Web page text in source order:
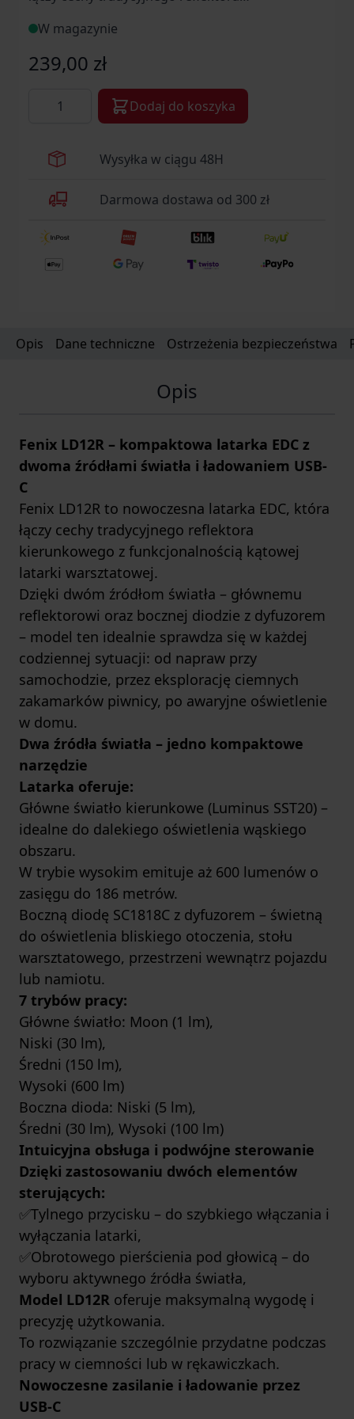
warsztatowej.
W magazynie
239,00 zł
Dodaj do koszyka
Wysyłka w ciągu 48H
Darmowa dostawa od 300 zł
Opis Dane techniczne Ostrzeżenia bezpieczeństwa
Opis
Fenix LD12R – kompaktowa latarka EDC z
dwoma źródłami światła i ładowaniem USB-
C
Fenix LD12R to nowoczesna latarka EDC, która
łączy cechy tradycyjnego reflektora
kierunkowego z funkcjonalnością kątowej
latarki warsztatowej.
Dzięki dwóm źródłom światła – głównemu
reflektorowi oraz bocznej diodzie z dyfuzorem
– model ten idealnie sprawdza się w każdej
codziennej sytuacji: od napraw przy
samochodzie, przez eksplorację ciemnych
zakamarków piwnicy, po awaryjne oświetlenie
w domu.
Dwa źródła światła – jedno kompaktowe
narzędzie
Latarka oferuje:
Główne światło kierunkowe (Luminus SST20) –
idealne do dalekiego oświetlenia wąskiego
obszaru.
W trybie wysokim emituje aż 600 lumenów o
zasięgu do 186 metrów.
Boczną diodę SC1818C z dyfuzorem – świetną
do oświetlenia bliskiego otoczenia, stołu
warsztatowego, przestrzeni wewnątrz pojazdu
lub namiotu.
7 trybów pracy:
Główne światło: Moon (1 lm),
Niski (30 lm),
Średni (150 lm),
Wysoki (600 lm)
Boczna dioda: Niski (5 lm),
Średni (30 lm), Wysoki (100 lm)
Intuicyjna obsługa i podwójne sterowanie
Dzięki zastosowaniu dwóch elementów
sterujących:
✅Tylnego przycisku – do szybkiego włączania i
wyłączania latarki,
✅Obrotowego pierścienia pod głowicą – do
wyboru aktywnego źródła światła,
Model LD12R oferuje maksymalną wygodę i
precyzję użytkowania.
To rozwiązanie szczególnie przydatne podczas
pracy w ciemności lub w rękawiczkach.
Nowoczesne zasilanie i ładowanie przez
USB-C